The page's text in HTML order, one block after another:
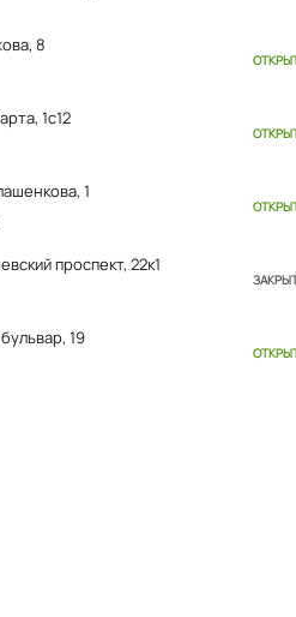
8
1с12
1
проспект, 22к1
19